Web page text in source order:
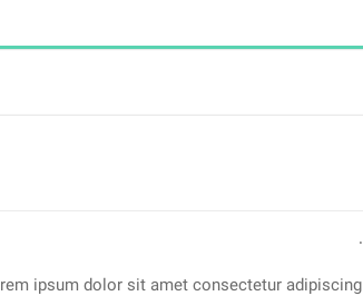
.
ipsum dolor sit amet consectetur